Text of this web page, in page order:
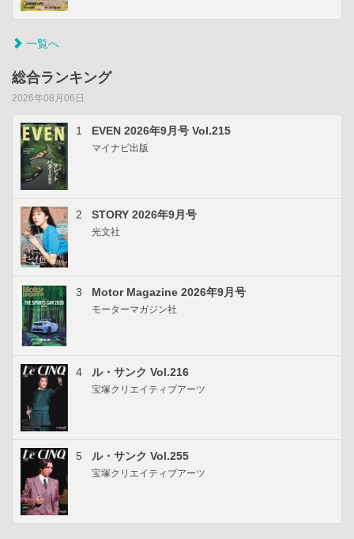
一覧へ
総合ランキング
2026年08月06日
1 EVEN 2026年9月号 Vol.215
マイナビ出版
2 STORY 2026年9月号
光文社
3 Motor Magazine 2026年9月号
モーターマガジン社
4 ル・サンク Vol.216
宝塚クリエイティブアーツ
5 ル・サンク Vol.255
宝塚クリエイティブアーツ